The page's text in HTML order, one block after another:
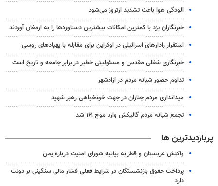
آلودگی هوا باعث تشدید آرتروز می‌شود
خبرنگاران یزد با کمترین امکانات بیشترین دستاوردها را به ارمغان آوردند
استقرار رادارهای اسرائیلی در اوکراین برای مقابله با پهپادهای روسی
خبرنگاری شغلی مقدس و مسئولیتی خطیر در برابر جامعه و تاریخ است
تداوم حضور شبانه مردم در آزادشهر
میدانداری مردم چناران در جهت خونخواهی رهبر شهید
تجمع شبانه مردم گالیکش وارد موج ۱۶۱ شد
پربازدیدترین ها
واکنش عربستان و قطر به بیانیه شورای امنیت درباره یمن
پرداخت حقوق بازنشستگان در شرایط فعلی فشار مالی سنگینی بر دولت
دارد